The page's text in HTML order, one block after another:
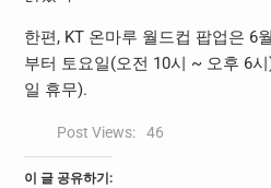
한편, KT 온마루 월드컵 팝업은 6
부터 토요일(오전 10시 ~ 오후 6
일 휴무).
Post Views: 46
이 글 공유하기: